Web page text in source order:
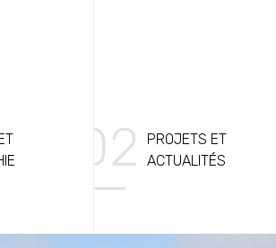
PROJETS ET
ACTUALITÉS